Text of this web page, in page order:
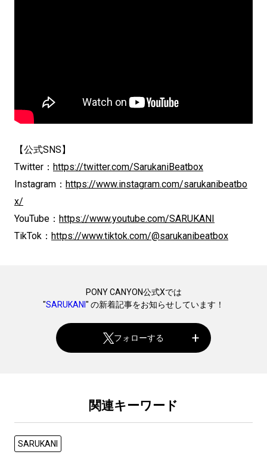
【公式SNS】
Twitter： https://twitter.com/SarukaniBeatbox
Instagram： https://www.instagram.com/sarukanibeatbo
x/
YouTube： https://www.youtube.com/SARUKANI
TikTok： https://www.tiktok.com/@sarukanibeatbox
PONY CANYON公式Xでは
"SARUKANI " の新着記事をお知らせしています！
フォローする
関連キーワード
SARUKANI